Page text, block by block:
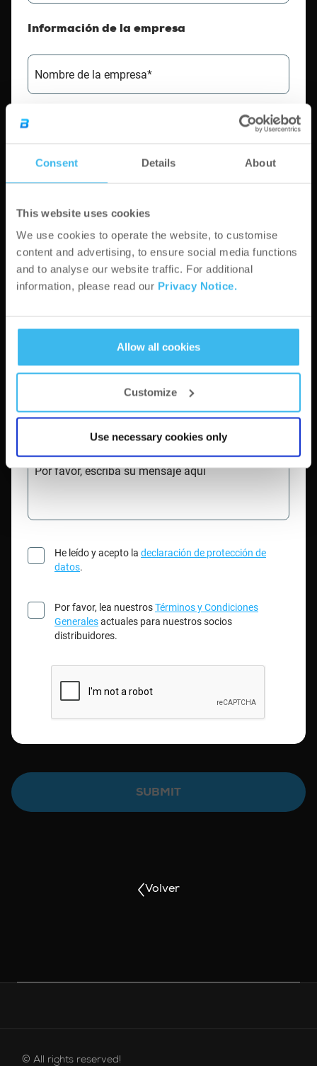
Consent Details About
This website uses cookies
We use cookies to operate the website, to customise
content and advertising, to ensure social media functions
and to analyse our website traffic. For additional
information, please read our Privacy Notice.
Allow all cookies
Customize
Use necessary cookies only
Volver
Información de la empresa
Nombre de la empresa*
Ciudad*
Sitio web*
Por favor, escriba su mensaje aquí
He leído y acepto la declaración de protección de
datos.
Por favor, lea nuestrosTérminos y Condiciones
Generalesactuales para nuestros socios
distribuidores.
SUBMIT
© All rights reserved!